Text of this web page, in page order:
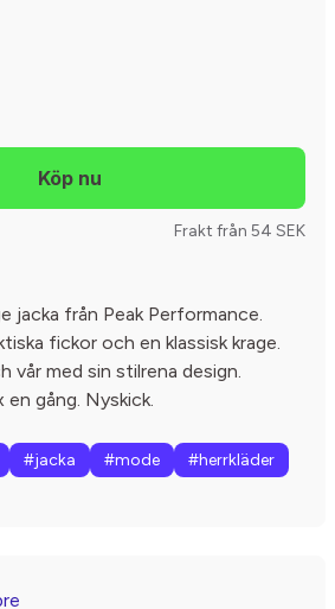
Frakt från 54 SEK
jacka från Peak Performance.
fickor och en klassisk krage.
med sin stilrena design.
en gång. Nyskick.
#jacka #mode
#herrkläder